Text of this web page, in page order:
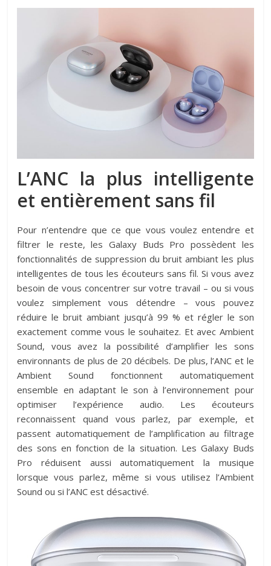
L’ANC la plus intelligente
et entièrement sans fil
Pour n’entendre que ce que vous voulez entendre et
filtrer le reste, les Galaxy Buds Pro possèdent les
fonctionnalités de suppression du bruit ambiant les plus
intelligentes de tous les écouteurs sans fil. Si vous avez
besoin de vous concentrer sur votre travail – ou si vous
voulez simplement vous détendre – vous pouvez
réduire le bruit ambiant jusqu’à 99 % et régler le son
exactement comme vous le souhaitez. Et avec Ambient
Sound, vous avez la possibilité d’amplifier les sons
environnants de plus de 20 décibels. De plus, l’ANC et le
Ambient Sound fonctionnent automatiquement
ensemble en adaptant le son à l’environnement pour
optimiser l’expérience audio. Les écouteurs
reconnaissent quand vous parlez, par exemple, et
passent automatiquement de l’amplification au filtrage
des sons en fonction de la situation. Les Galaxy Buds
Pro réduisent aussi automatiquement la musique
lorsque vous parlez, même si vous utilisez l’Ambient
Sound ou si l’ANC est désactivé.